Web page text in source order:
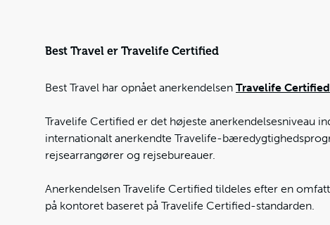
Best Travel er Travelife Certified
Best Travel har opnået anerkendelsen Travelife Certified
Travelife Certified er det højeste anerkendelsesniveau
internationalt anerkendte Travelife-
rejsearrangører og rejsebureauer.
Anerkendelsen Travelife Certified tildeles efter en
på kontoret baseret på Travelife Certified-standarden.